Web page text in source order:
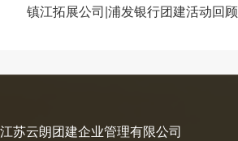
镇江拓展公司|浦发银行团建活动回顾
江苏云朗团建企业管理有限公司